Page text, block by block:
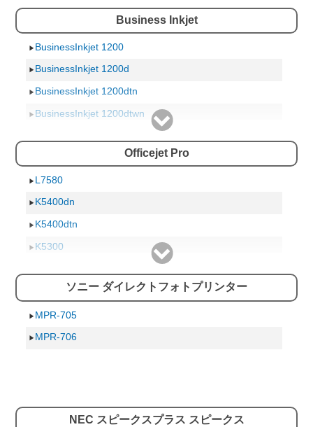
1120C
895Cxi
880C
815C
710C
850C
3520
3070A
PCP-400
PCP-300
PCP-250
PCP-200
PCP-91
PCP-90
PCP-80
PCP-70
PCP-50
PCP-49
PCP-48
Business Inkjet
BusinessInkjet 1200
BusinessInkjet 1200d
BusinessInkjet 1200dtn
BusinessInkjet 1200dtwn
BusinessInkjet 2800
BusinessInkjet 2800dtn
Officejet Pro
L7580
K5400dn
K5400dtn
K5300
K8600dn
ソニー ダイレクトフォトプリンター
MPR-705
MPR-706
NEC スピークスプラス スピークス